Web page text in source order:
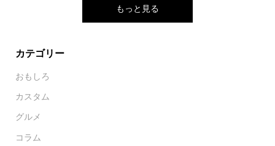
もっと見る
カテゴリー
おもしろ
カスタム
グルメ
コラム